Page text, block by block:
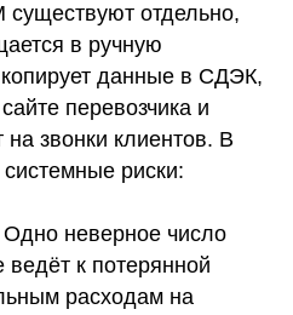
существуют отдельно,
в ручную
данные в СДЭК,
перевозчика и
на звонки клиентов. В
системные риски:
Одно неверное число
ведёт к потерянной
расходам на